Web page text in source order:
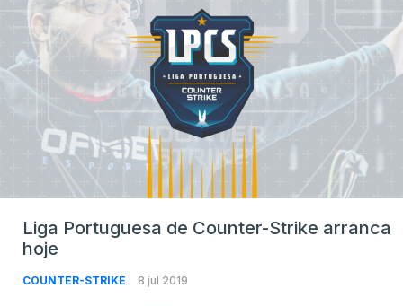
Liga Portuguesa de Counter-Strike arranca
hoje
COUNTER-STRIKE 8 jul 2019